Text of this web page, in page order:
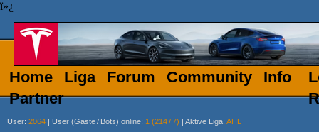
ï»¿
Home Liga Forum Community
Info
Partner
User: 2064 | User (Gäste/ Bots) online: 1 (214/7) | Aktive Liga: AHL